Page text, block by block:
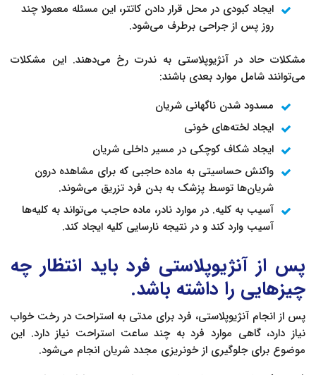
ایجاد کبودی در محل قرار دادن کاتتر، این مسئله معمولا چند
روز پس از جراحی برطرف می‌شود.
مشکلات حاد در آنژیوپلاستی به ندرت رخ می‌دهند. این مشکلات
می‌توانند شامل موارد بعدی باشند:
مسدود شدن ناگهانی شریان
ایجاد لخته‌های خونی
ایجاد شکاف کوچکی در مسیر داخلی شریان
واکنش حساسیتی به ماده حاجبی که برای مشاهده درون
شریان‌ها توسط پزشک به بدن فرد تزریق می‌شوند.
آسیب به کلیه. در موارد نادر، ماده حاجب می‌تواند به کلیه‌ها
آسیب وارد کند و در نتیجه نارسایی کلیه ایجاد کند.
پس از آنژیوپلاستی فرد باید انتظار چه
چیزهایی را داشته باشد.
پس از انجام آنژیوپلاستی، فرد برای مدتی به استراحت در رخت خواب
نیاز دارد، گاهی موارد فرد به چند ساعت استراحت نیاز دارد. این
موضوع برای جلوگیری از خونریزی مجدد شریان انجام می‌شود.